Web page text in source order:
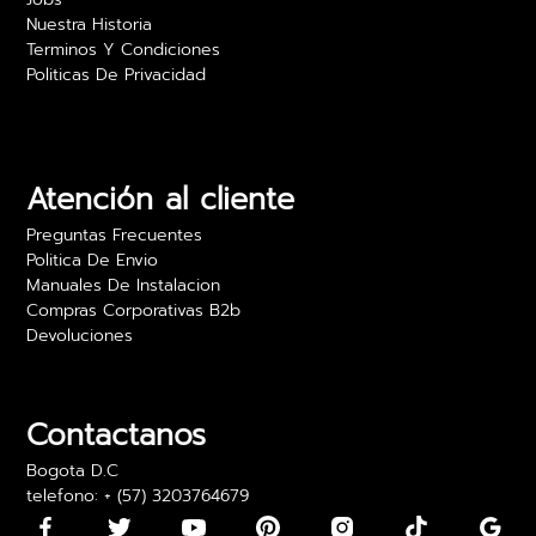
Camilo Rojas
recomiendo para oficinas.
24 abril 2024
Daniela Martínez
doblados. Los pude usar, pero fue algo incómodo
15 mayo 2024
Nuestra Historia
Terminos Y Condiciones
Politicas De Privacidad
Atención al cliente
Preguntas Frecuentes
Politica De Envio
Manuales De Instalacion
Compras Corporativas B2b
Devoluciones
Contactanos
Bogota D.C
telefono: + (57) 3203764679